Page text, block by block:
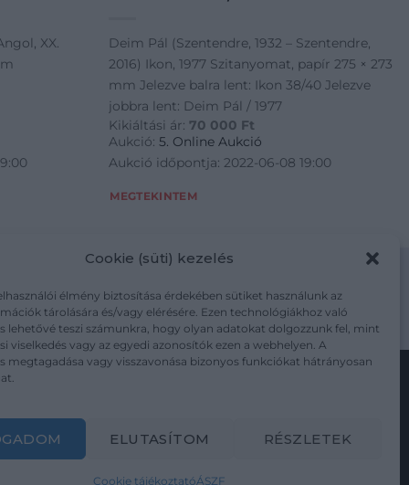
Cookie (süti) kezelés
élmény biztosítása érdekében sütiket használunk az
tárolására és/vagy elérésére. Ezen technológiákhoz való
lehetővé teszi számunkra, hogy olyan adatokat dolgozzunk fel, mint
viselkedés vagy az egyedi azonosítók ezen a webhelyen. A
megtagadása vagy visszavonása bizonyos funkciókat hátrányosan
ELUTASÍTOM RÉSZLETEK
Cookie tájékoztatóÁSZF
XX.
Deim Pál (Szentendre, 1932 – Szentendre,
2016) Ikon, 1977 Szitanyomat, papír 275 × 273
mm Jelezve balra lent: Ikon 38/40 Jelezve
jobbra lent: Deim Pál / 1977
Kikiáltási ár: 70 000 Ft
Aukció:5. Online Aukció
Aukció időpontja: 2022-06-08 19:00
MEGTEKINTEM
adatkezelesi-tajekoztato/